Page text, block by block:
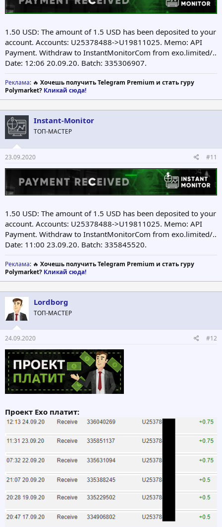
1.50 USD: The amount of 1.5 USD has been deposited to your
account. Accounts: U25378488->U19811025. Memo: API
Payment. Withdraw to InstantMonitorCom from exo.limited/..
Date: 12:06 20.09.20. Batch: 335306907.
Реклама: 🔥 Хочешь получить Telegram Premium и стать гуру
Polymarket? Кликай сюда!
Instant-Monitor
ТОП-МАСТЕР
23.09.2020 #11
1.50 USD: The amount of 1.5 USD has been deposited to your
account. Accounts: U25378488->U19811025. Memo: API
Payment. Withdraw to InstantMonitorCom from exo.limited/..
Date: 11:00 23.09.20. Batch: 335845520.
Реклама: 🔥 Хочешь получить Telegram Premium и стать гуру
Polymarket? Кликай сюда!
Lordborg
ТОП-МАСТЕР
24.09.2020 #12
Проект Exo платит: